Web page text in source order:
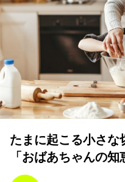
たまに起こる小さな
「おばあちゃんの